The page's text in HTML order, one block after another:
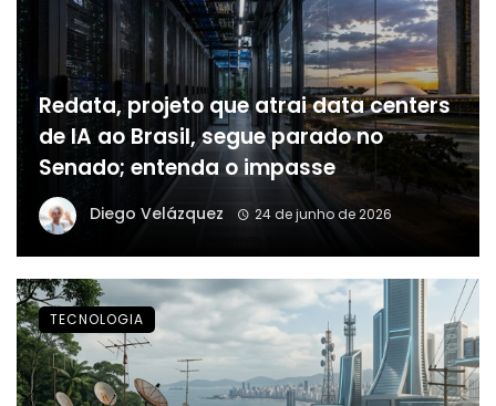
Redata, projeto que atrai data centers
de IA ao Brasil, segue parado no
Senado; entenda o impasse
Diego Velázquez 24 de junho de 2026
TECNOLOGIA